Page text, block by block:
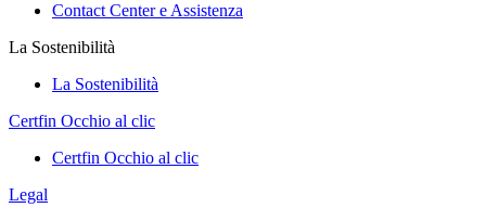
Contact Center e Assistenza
La Sostenibilità
La Sostenibilità
Certfin Occhio al clic
Certfin Occhio al clic
Legal